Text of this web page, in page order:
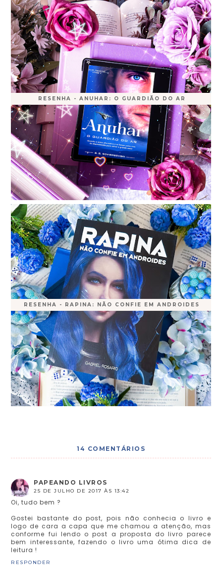
RESENHA - ANUHAR: O GUARDIÃO DO AR
RESENHA - RAPINA: NÃO CONFIE EM ANDROIDES
14 COMENTÁRIOS
PAPEANDO LIVROS
25 DE JULHO DE 2017 ÀS 13:42
Oi, tudo bem ?
Gostei bastante do post, pois não conhecia o livro e
logo de cara a capa que me chamou a atenção, mas
conforme fui lendo o post a proposta do livro parece
bem interessante, fazendo o livro uma ótima dica de
leitura !
RESPONDER